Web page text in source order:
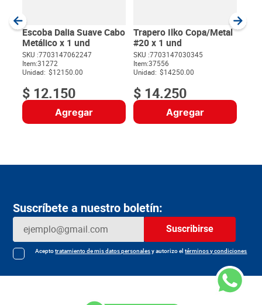
Escoba Dalia Suave Cabo
Metálico x 1 und
SKU :7703147062247
Item:31272
Unidad: $12150.00
$ 12.150
Agregar
Trapero Ilko Copa/Metal
#20 x 1 und
SKU :7703147030345
Item:37556
Unidad: $14250.00
$ 14.250
Agregar
Suscríbete a nuestro boletín:
Suscribirse
Aceptotratamiento de mis datos personalesy autorizo eltérminos y condiciones